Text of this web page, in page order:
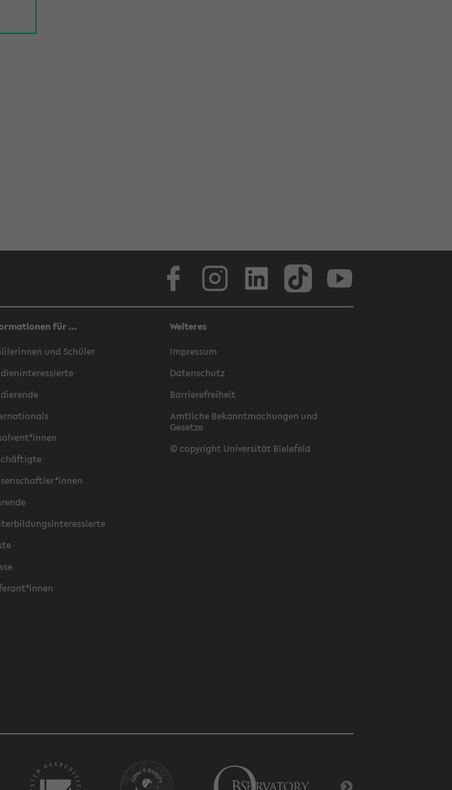
für ...
und Schüler
Weiteres
Impressum
Datenschutz
Barrierefreiheit
Amtliche Bekanntmachungen und
Gesetze
© copyright Universität Bielefeld